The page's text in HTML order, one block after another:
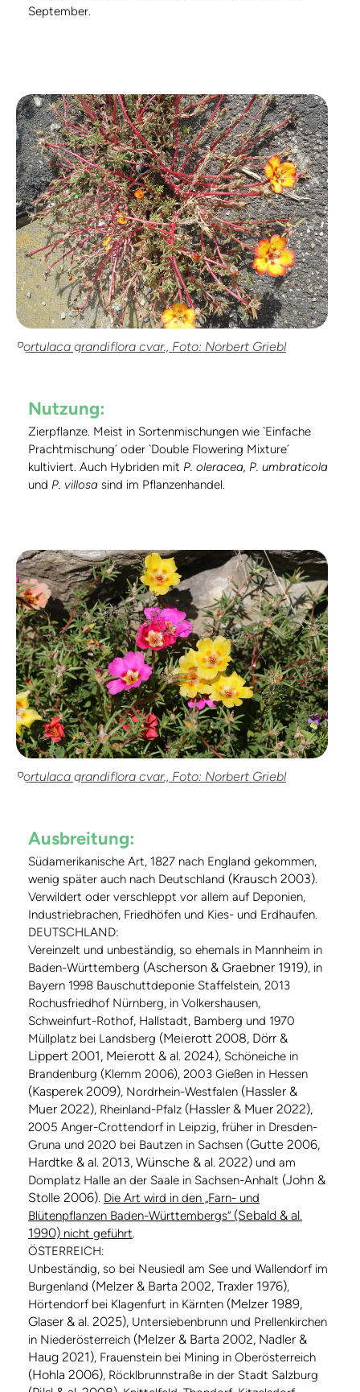
September.
Portulaca grandiflora cvar., Foto: Norbert Griebl
Nutzung:
Zierpflanze. Meist in Sortenmischungen wie `Einfache
Prachtmischung´ oder `Double Flowering Mixture´
kultiviert. Auch Hybriden mit P. oleracea, P. umbraticola
und P. villosa sind im Pflanzenhandel.
Portulaca grandiflora cvar., Foto: Norbert Griebl
Ausbreitung:
Südamerikanische Art, 1827 nach England gekommen,
wenig später auch nach Deutschland (Krausch 2003).
Verwildert oder verschleppt vor allem auf Deponien,
Industriebrachen, Friedhöfen und Kies- und Erdhaufen.
DEUTSCHLAND:
Vereinzelt und unbeständig, so ehemals in Mannheim in
Baden-Württemberg (Ascherson & Graebner 1919), in
Bayern 1998 Bauschuttdeponie Staffelstein, 2013
Rochusfriedhof Nürnberg, in Volkershausen,
Schweinfurt-Rothof, Hallstadt, Bamberg und 1970
Müllplatz bei Landsberg (Meierott 2008, Dörr &
Lippert 2001, Meierott & al. 2024), Schöneiche in
Brandenburg (Klemm 2006), 2003 Gießen in Hessen
(Kasperek 2009), Nordrhein-Westfalen (Hassler &
Muer 2022), Rheinland-Pfalz (Hassler & Muer 2022),
2005 Anger-Crottendorf in Leipzig, früher in Dresden-
Gruna und 2020 bei Bautzen in Sachsen (Gutte 2006,
Hardtke & al. 2013, Wünsche & al. 2022) und am
Domplatz Halle an der Saale in Sachsen-Anhalt (John &
Stolle 2006). Die Art wird in den „Farn- und
Blütenpflanzen Baden-Württembergs“ (Sebald & al.
1990) nicht geführt.
ÖSTERREICH:
Unbeständig, so bei Neusiedl am See und Wallendorf im
Burgenland (Melzer & Barta 2002, Traxler 1976),
Hörtendorf bei Klagenfurt in Kärnten (Melzer 1989,
Glaser & al. 2025), Untersiebenbrunn und Prellenkirchen
in Niederösterreich (Melzer & Barta 2002, Nadler &
Haug 2021), Frauenstein bei Mining in Oberösterreich
(Hohla 2006), Röcklbrunnstraße in der Stadt Salzburg